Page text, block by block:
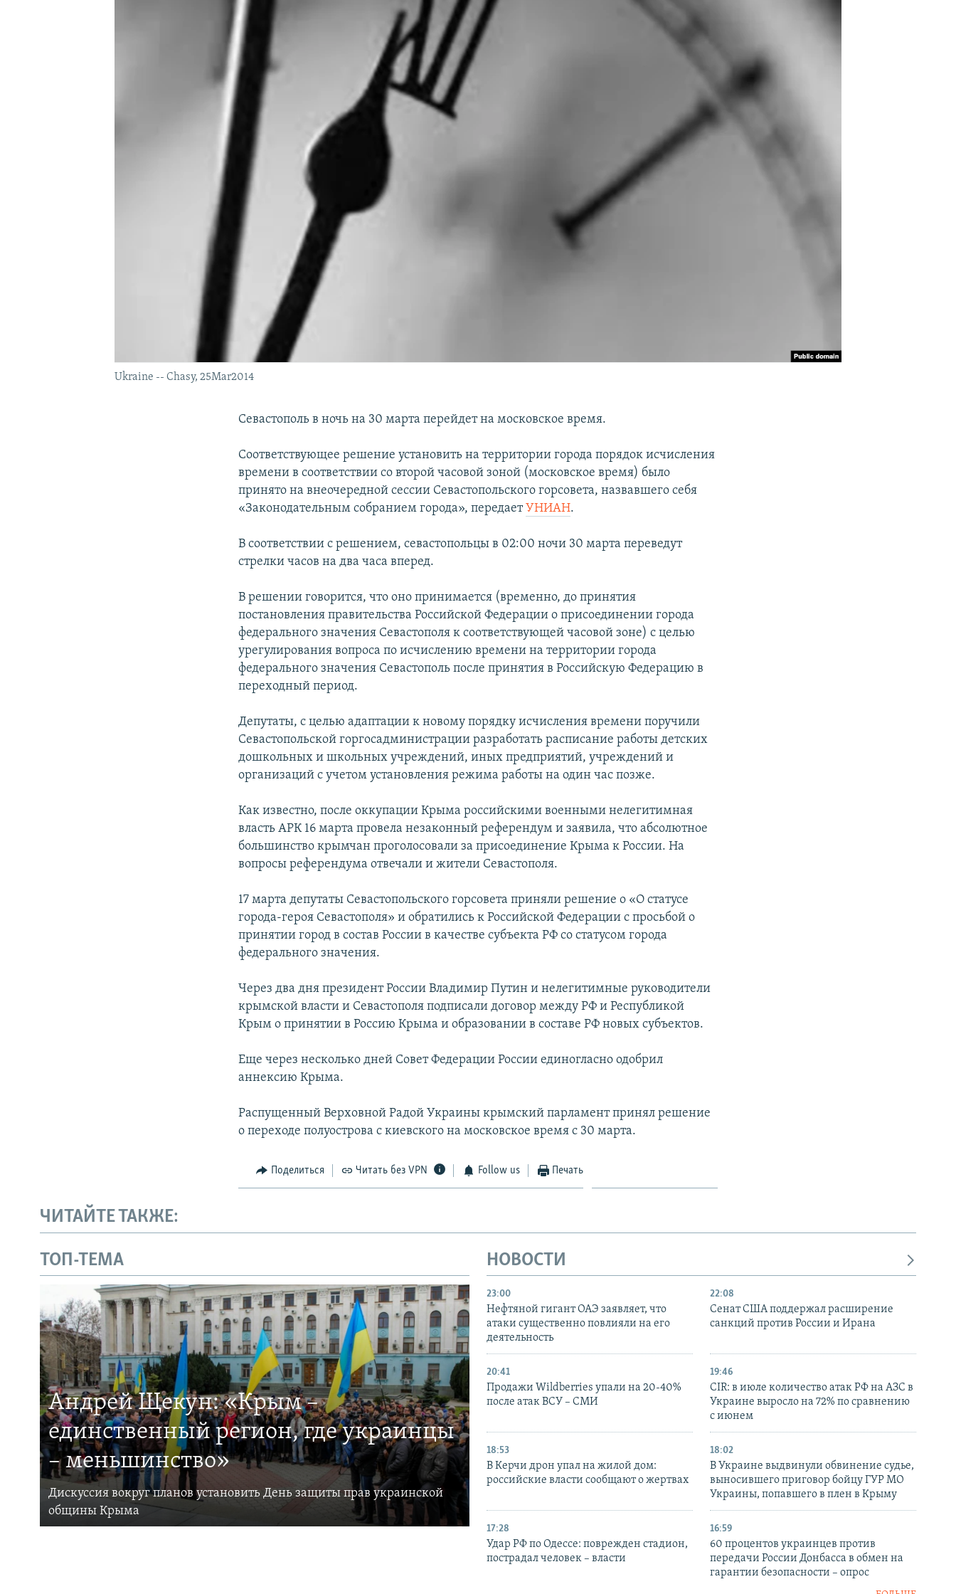
Ukraine -- Chasy, 25Mar2014
Севастополь в ночь на 30 марта перейдет на московское время.
Соответствующее решение установить на территории города порядок исчисления
времени в соответствии со второй часовой зоной (московское время) было
принято на внеочередной сессии Севастопольского горсовета, назвавшего себя
«Законодательным собранием города», передаетУНИАН.
В соответствии с решением, севастопольцы в 02:00 ночи 30 марта переведут
стрелки часов на два часа вперед.
В решении говорится, что оно принимается (временно, до принятия
постановления правительства Российской Федерации о присоединении города
федерального значения Севастополя к соответствующей часовой зоне) с целью
урегулирования вопроса по исчислению времени на территории города
федерального значения Севастополь после принятия в Российскую Федерацию в
переходный период.
Депутаты, с целью адаптации к новому порядку исчисления времени поручили
Севастопольской горгосадминистрации разработать расписание работы детских
дошкольных и школьных учреждений, иных предприятий, учреждений и
организаций с учетом установления режима работы на один час позже.
Как известно, после оккупации Крыма российскими военными нелегитимная
власть АРК 16 марта провела незаконный референдум и заявила, что абсолютное
большинство крымчан проголосовали за присоединение Крыма к России. На
вопросы референдума отвечали и жители Севастополя.
17 марта депутаты Севастопольского горсовета приняли решение о «О статусе
города-героя Севастополя» и обратились к Российской Федерации с просьбой о
принятии город в состав России в качестве субъекта РФ со статусом города
федерального значения.
Через два дня президент России Владимир Путин и нелегитимные руководители
крымской власти и Севастополя подписали договор между РФ и Республикой
Крым о принятии в Россию Крыма и образовании в составе РФ новых субъектов.
Еще через несколько дней Совет Федерации России единогласно одобрил
аннексию Крыма.
Распущенный Верховной Радой Украины крымский парламент принял решение
о переходе полуострова с киевского на московское время с 30 марта.
Поделиться Читать без VPN Follow us Печать
ЧИТАЙТЕ ТАКЖЕ:
ТОП-ТЕМА
Андрей Щекун: «Крым –
единственный регион, где украинцы
– меньшинство»
Дискуссия вокруг планов установить День защиты прав украинской
общины Крыма
НОВОСТИ
23:00
Нефтяной гигант ОАЭ заявляет, что
атаки существенно повлияли на его
деятельность
22:08
Сенат США поддержал расширение
санкций против России и Ирана
20:41
Продажи Wildberries упали на 20-40%
после атак ВСУ – СМИ
19:46
CIR: в июле количество атак РФ на АЗС в
Украине выросло на 72% по сравнению
с июнем
18:53
В Керчи дрон упал на жилой дом:
российские власти сообщают о жертвах
18:02
В Украине выдвинули обвинение судье,
выносившего приговор бойцу ГУР МО
Украины, попавшего в плен в Крыму
17:28
Удар РФ по Одессе: поврежден стадион,
пострадал человек – власти
16:59
60 процентов украинцев против
передачи России Донбасса в обмен на
гарантии безопасности – опрос